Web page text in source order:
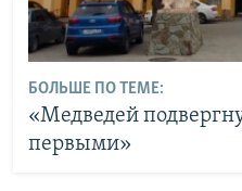
БОЛЬШЕ ПО ТЕМЕ:
«Медведей
первыми»